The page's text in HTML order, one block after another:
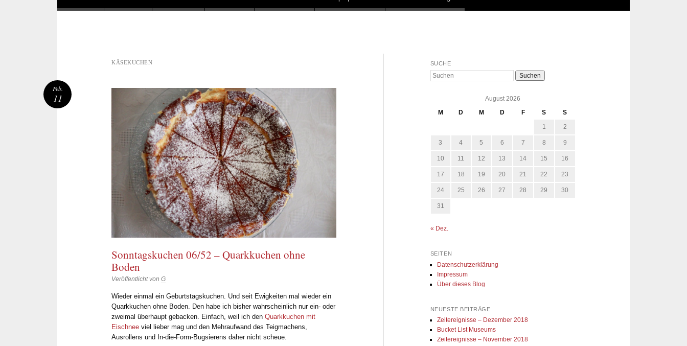
KÄSEKUCHEN
Sonntagskuchen 06/52 – Quarkkuchen ohne
Boden
Veröffentlicht von G
Wieder einmal ein Geburtstagskuchen. Und seit Ewigkeiten mal wieder ein
Quarkkuchen ohne Boden. Den habe ich bisher wahrscheinlich nur ein- oder
zweimal überhaupt gebacken. Einfach, weil ich den Quarkkuchen mit
Eischnee viel lieber mag und den Mehraufwand des Teigmachens,
Ausrollens und In-die-Form-Bugsierens daher nicht scheue.
Feb.
11
SUCHE
Suchen
August 2026
M
D M D F S
S
1
2
3 4 5 6 7 8 9
10 11 12 13 14 15 16
17 18 19 20 21 22 23
24 25 26 27 28 29 30
31
« Dez.
SEITEN
Datenschutzerklärung
Impressum
Über dieses Blog
NEUESTE BEITRÄGE
Zeitereignisse – Dezember 2018
Bucket List Museums
Zeitereignisse – November 2018